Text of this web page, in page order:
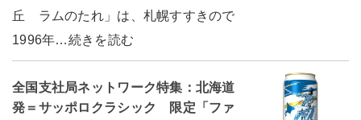
丘 ラムのたれ」は、札幌すすきので
1996年…続きを読む
全国支社局ネットワーク特集：北海道
発＝サッポロクラシック 限定「ファ